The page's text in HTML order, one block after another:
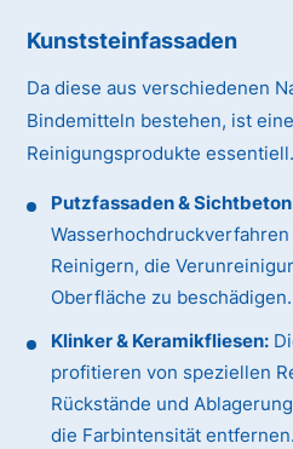
Kunststeinfassaden
Da diese aus verschiedenen
Bindemitteln bestehen, ist
Reinigungsprodukte essentiell.
Putzfassaden &
Reinigern, die
Oberfläche zu beschädigen.
Klinker & Keramikfliesen:
profitieren von speziellen
Rückstände und
die Farbintensität entfernen.